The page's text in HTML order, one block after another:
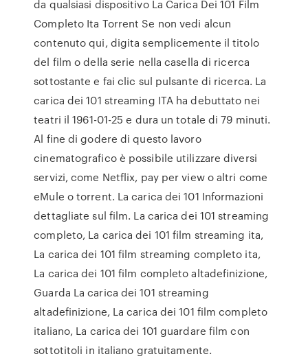
da qualsiasi dispositivo La Carica Dei 101 Film
Completo Ita Torrent Se non vedi alcun
contenuto qui, digita semplicemente il titolo
del film o della serie nella casella di ricerca
sottostante e fai clic sul pulsante di ricerca. La
carica dei 101 streaming ITA ha debuttato nei
teatri il 1961-01-25 e dura un totale di 79 minuti.
Al fine di godere di questo lavoro
cinematografico è possibile utilizzare diversi
servizi, come Netflix, pay per view o altri come
eMule o torrent. La carica dei 101 Informazioni
dettagliate sul film. La carica dei 101 streaming
completo, La carica dei 101 film streaming ita,
La carica dei 101 film streaming completo ita,
La carica dei 101 film completo altadefinizione,
Guarda La carica dei 101 streaming
altadefinizione, La carica dei 101 film completo
italiano, La carica dei 101 guardare film con
sottotitoli in italiano gratuitamente.